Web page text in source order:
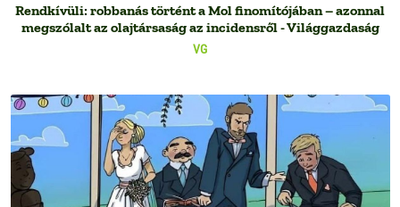
VG
Rendkívüli: robbanás történt a Mol finomítójában – azonnal
megszólalt az olajtársaság az incidensről - Világgazdaság